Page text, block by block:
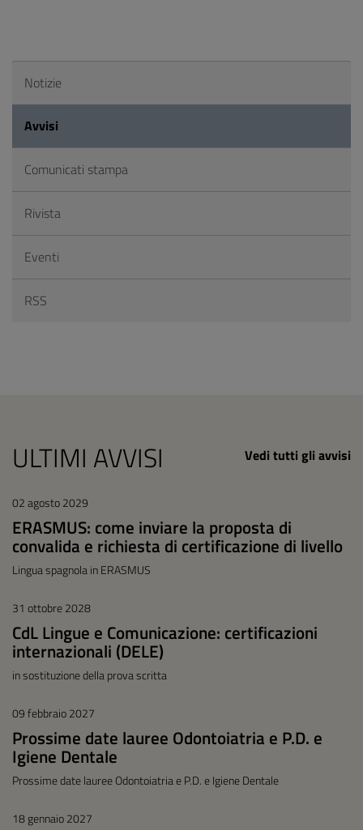
Notizie
Avvisi
Comunicati stampa
Rivista
Eventi
RSS
ULTIMI AVVISI Vedi tutti gli avvisi
02 agosto 2029
ERASMUS: come inviare la proposta di
convalida e richiesta di certificazione di livello
Lingua spagnola in ERASMUS
31 ottobre 2028
CdL Lingue e Comunicazione: certificazioni
internazionali (DELE)
in sostituzione della prova scritta
09 febbraio 2027
Prossime date lauree Odontoiatria e P.D. e
Igiene Dentale
Prossime date lauree Odontoiatria e P.D. e Igiene Dentale
18 gennaio 2027